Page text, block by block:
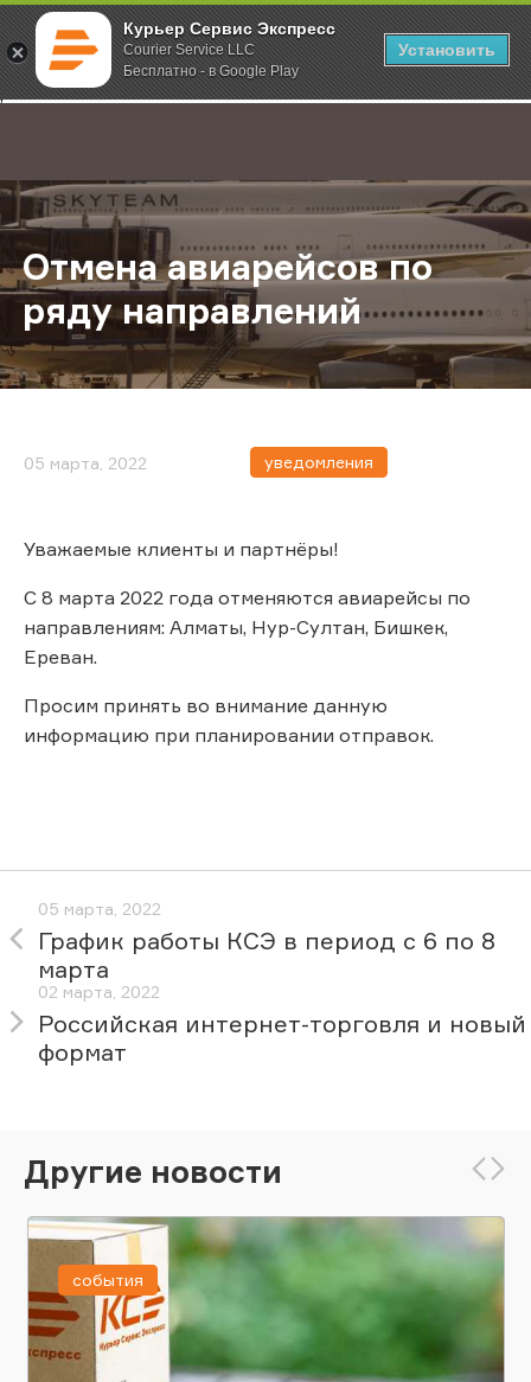
Курьер Сервис Экспресс
Courier Service LLC
Бесплатно - в Google Play
Установить
;
Главная О компании Новости Отмена авиарейсов по ряду
Отмена авиарейсов по
ряду направлений
05 марта, 2022 уведомления
Уважаемые клиенты и партнёры!
С 8 марта 2022 года отменяются авиарейсы по
направлениям: Алматы, Нур-Султан, Бишкек,
Ереван.
Просим принять во внимание данную
информацию при планировании отправок.
05 марта, 2022
График работы КСЭ в период с 6 по 8
марта
02 марта, 2022
Российская интернет-торговля и новый
формат
Другие новости
события